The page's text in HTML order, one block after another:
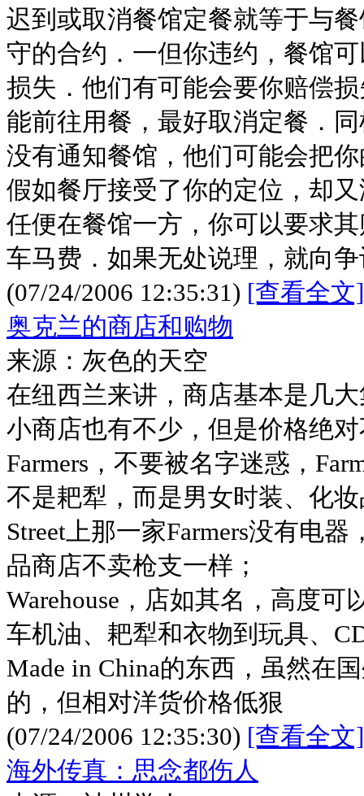
迟到或取消餐馆定餐就等于与
守的合约．一但你违约，餐馆
损失．他们有可能会要你赔偿
能前往用餐，最好取消定餐．
没有通知餐馆，他们可能会把
假如餐厅接受了你的定位，却
任便在餐馆一方，你可以要求
车马费．如果无处说理，就向
(07/24/2006 12:35:31) [查看全文]
奥克兰的商店和购物
来源：灰色的天空
在纽西兰来讲，商店基本是几
小商店也有不少，但是价格绝
Farmers，不要被名字迷惑，
不是耙犁，而是男女时装、化
Street上那一家Farmers没有电
品商店不卖枪支一样；
Warehouse，店如其名，高度
车机油、耙犁和衣物到玩具、
Made in China的东西，虽然在
的，但相对洋货价格低狠
(07/24/2006 12:35:30) [查看全文]
海外传真：思念都伤人